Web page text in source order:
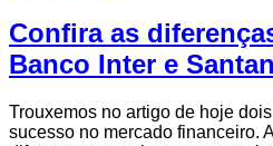
Confira as
Banco Inter e
Trouxemos no artigo de hoje
sucesso no mercado financeiro.